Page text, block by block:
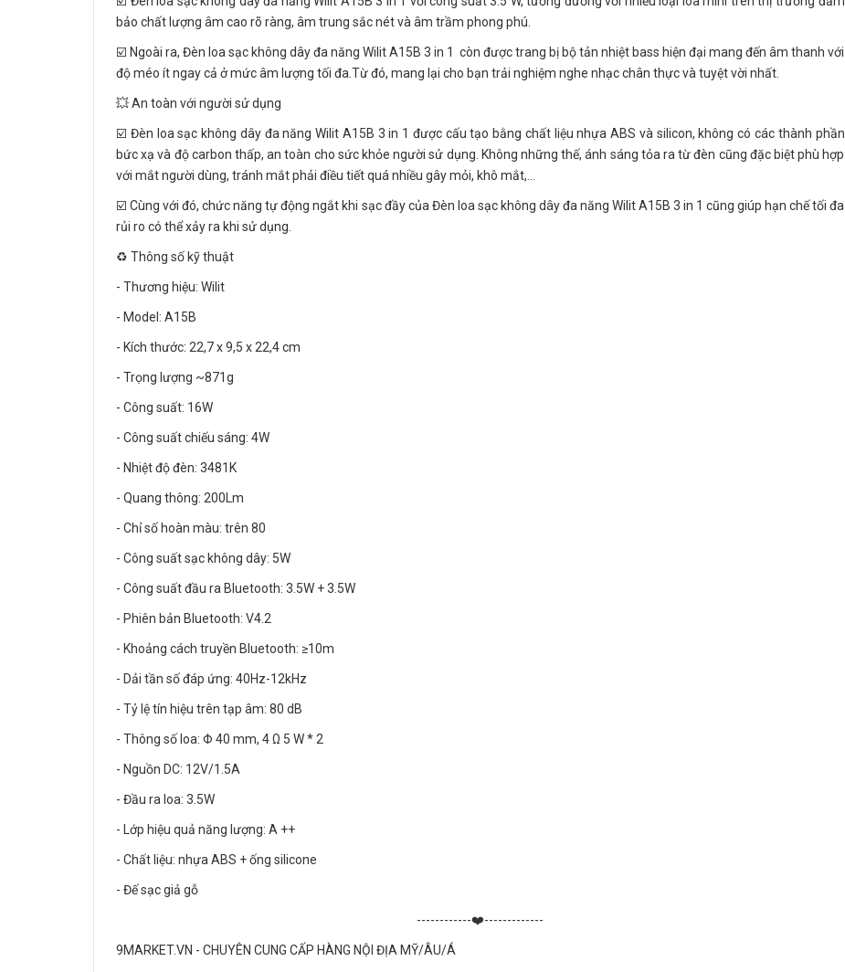
bảo chất lượng âm cao rõ ràng, âm trung sắc nét và âm trầm phong phú.
☑️ Ngoài ra, Đèn loa sạc không dây đa năng Wilit A15B 3 in 1 còn được trang bị bộ tản nhiệt bass hiện đại mang đến âm thanh với
độ méo ít ngay cả ở mức âm lượng tối đa.Từ đó, mang lại cho bạn trải nghiệm nghe nhạc chân thực và tuyệt vời nhất.
💥 An toàn với người sử dụng
☑️ Đèn loa sạc không dây đa năng Wilit A15B 3 in 1 được cấu tạo bằng chất liệu nhựa ABS và silicon, không có các thành phần
bức xạ và độ carbon thấp, an toàn cho sức khỏe người sử dụng. Không những thế, ánh sáng tỏa ra từ đèn cũng đặc biệt phù hợp
với mắt người dùng, tránh mắt phải điều tiết quá nhiều gây mỏi, khô mắt,…
☑️ Cùng với đó, chức năng tự động ngắt khi sạc đầy của Đèn loa sạc không dây đa năng Wilit A15B 3 in 1 cũng giúp hạn chế tối đa
rủi ro có thể xảy ra khi sử dụng.
♻️ Thông số kỹ thuật
- Thương hiệu: Wilit
- Model: A15B
- Kích thước: 22,7 x 9,5 x 22,4 cm
- Trọng lượng ~871g
- Công suất: 16W
- Công suất chiếu sáng: 4W
- Nhiệt độ đèn: 3481K
- Quang thông: 200Lm
- Chỉ số hoàn màu: trên 80
- Công suất sạc không dây: 5W
- Công suất đầu ra Bluetooth: 3.5W + 3.5W
- Phiên bản Bluetooth: V4.2
- Khoảng cách truyền Bluetooth: ≥10m
- Dải tần số đáp ứng: 40Hz-12kHz
- Tỷ lệ tín hiệu trên tạp âm: 80 dB
- Thông số loa: Φ 40 mm, 4 Ω 5 W * 2
- Nguồn DC: 12V/1.5A
- Đầu ra loa: 3.5W
- Lớp hiệu quả năng lượng: A ++
- Chất liệu: nhựa ABS + ống silicone
- Đế sạc giả gỗ
------------❤️-------------
9MARKET.VN - CHUYÊN CUNG CẤP HÀNG NỘI ĐỊA MỸ/ÂU/Á